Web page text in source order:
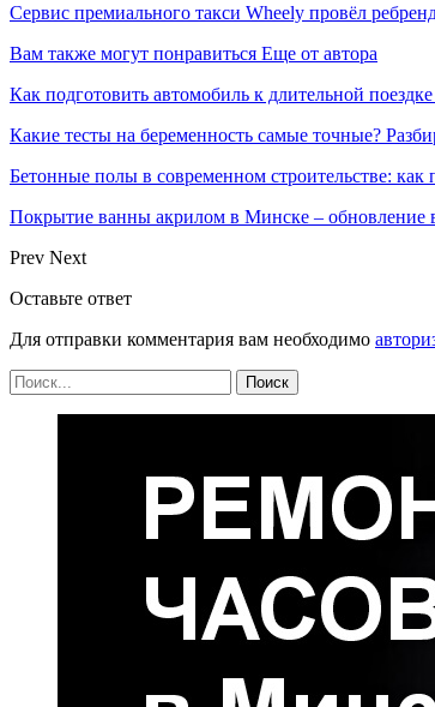
Сервис премиального такси Wheely провёл
Вам также могут понравиться Еще от автора
Как подготовить автомобиль к длительной
Какие тесты на беременность самые точные?
Бетонные полы в современном строительстве:
Покрытие ванны акрилом в Минске – обновление
Prev Next
Оставьте ответ
Для отправки комментария вам необходимо